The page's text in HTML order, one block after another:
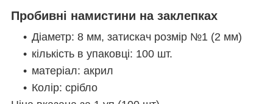
Пробивні намистини на заклепках
Діаметр: 8 мм, затискач розмір №1 (2 мм)
кількість в упаковці: 100 шт.
матеріал: акрил
Колір: срібло